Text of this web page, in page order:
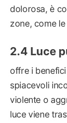
dolorosa, è
zone, come
Luce
offre i
spiacevoli
violente o
luce viene